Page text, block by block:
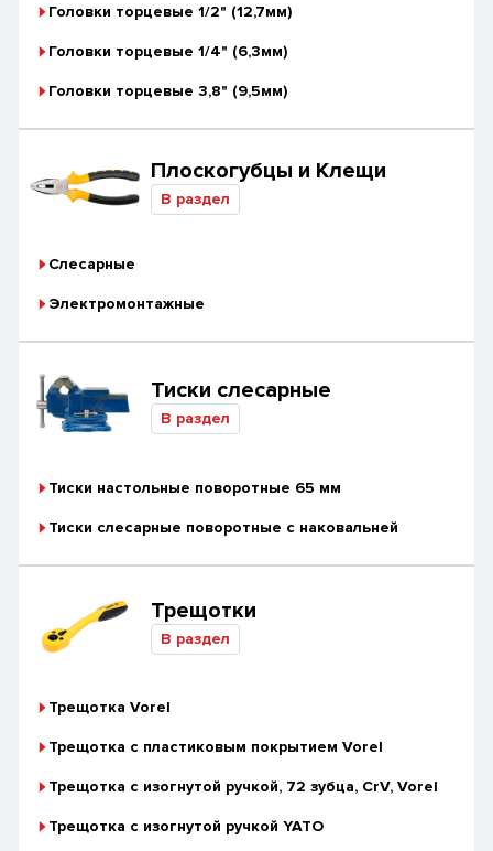
Головки торцевые 1/2" (12,7мм)
Головки торцевые 1/4" (6,3мм)
Головки торцевые 3,8" (9,5мм)
Плоскогубцы и Клещи
В раздел
Слесарные
Электромонтажные
Тиски слесарные
В раздел
Тиски настольные поворотные 65 мм
Тиски слесарные поворотные с наковальней
Трещотки
В раздел
Трещотка Vorel
Трещотка с пластиковым покрытием Vorel
Трещотка с изогнутой ручкой, 72 зубца, CrV, Vorel
Трещотка с изогнутой ручкой YATO